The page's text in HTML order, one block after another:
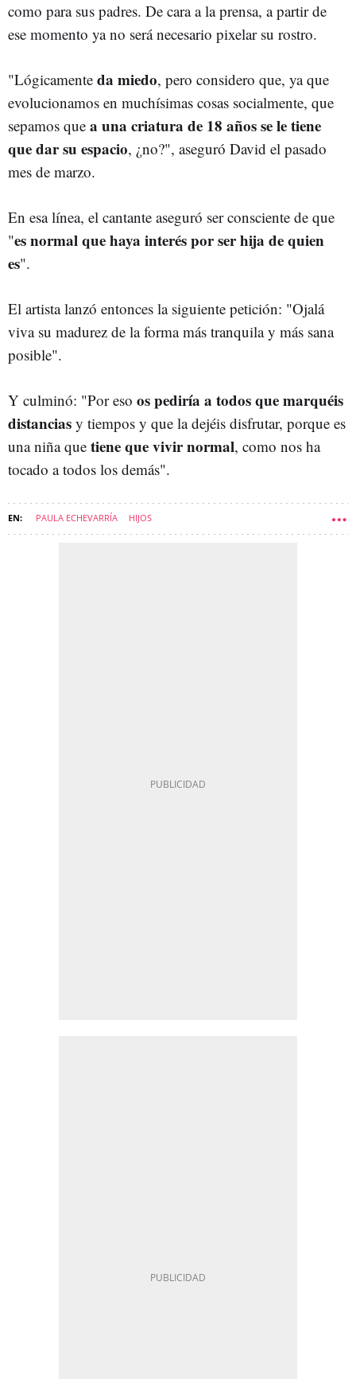
como para sus padres. De cara a la prensa, a partir de
ese momento ya no será necesario pixelar su rostro.
"Lógicamente da miedo, pero considero que, ya que
evolucionamos en muchísimas cosas socialmente, que
sepamos que a una criatura de 18 años se le tiene
que dar su espacio, ¿no?", aseguró David el pasado
mes de marzo.
En esa línea, el cantante aseguró ser consciente de que
"es normal que haya interés por ser hija de quien
es".
El artista lanzó entonces la siguiente petición: "Ojalá
viva su madurez de la forma más tranquila y más sana
posible".
Y culminó: "Por eso os pediría a todos que marquéis
distancias y tiempos y que la dejéis disfrutar, porque es
una niña que tiene que vivir normal, como nos ha
tocado a todos los demás".
PAULA ECHEVARRÍA HIJOS